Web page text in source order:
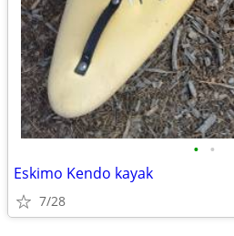
• •
Eskimo Kendo kayak
7/28